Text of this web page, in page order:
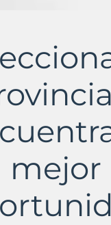
mejor